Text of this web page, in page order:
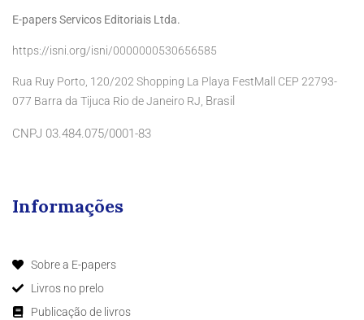
E-papers Servicos Editoriais Ltda.
https://isni.org/isni/0000000530656585
Rua Ruy Porto, 120/202 Shopping La Playa FestMall CEP 22793-
077 Barra da Tijuca Rio de Janeiro RJ, Brasil
CNPJ 03.484.075/0001-83
Informações
Sobre a E-papers
Livros no prelo
Publicação de livros